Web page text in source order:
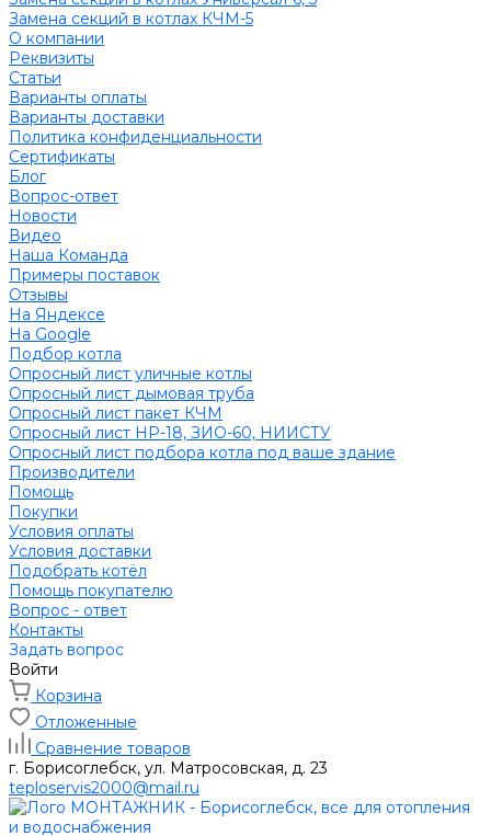
Замена секций в котлах КЧМ-5
О компании
Реквизиты
Статьи
Варианты оплаты
Варианты доставки
Политика конфиденциальности
Сертификаты
Блог
Вопрос-ответ
Новости
Видео
Наша Команда
Примеры поставок
Отзывы
На Яндексе
На Google
Подбор котла
Опросный лист уличные котлы
Опросный лист дымовая труба
Опросный лист пакет КЧМ
Опросный лист НР-18, ЗИО-60, НИИСТУ
Опросный лист подбора котла под ваше здание
Производители
Помощь
Покупки
Условия оплаты
Условия доставки
Подобрать котёл
Помощь покупателю
Вопрос - ответ
Контакты
Задать вопрос
Войти
Корзина
Отложенные
Сравнение товаров
г. Борисоглебск, ул. Матросовская, д. 23
teploservis2000@mail.ru